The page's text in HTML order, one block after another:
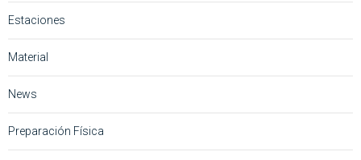
Estaciones
Material
News
Preparación Física